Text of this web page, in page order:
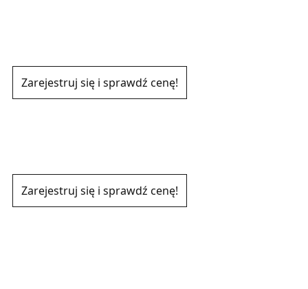
Zarejestruj się i sprawdź cenę!
Zarejestruj się i sprawdź cenę!